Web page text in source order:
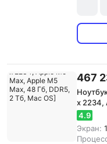
467
x 2234,
DDR5, 2
4.9
Экран: